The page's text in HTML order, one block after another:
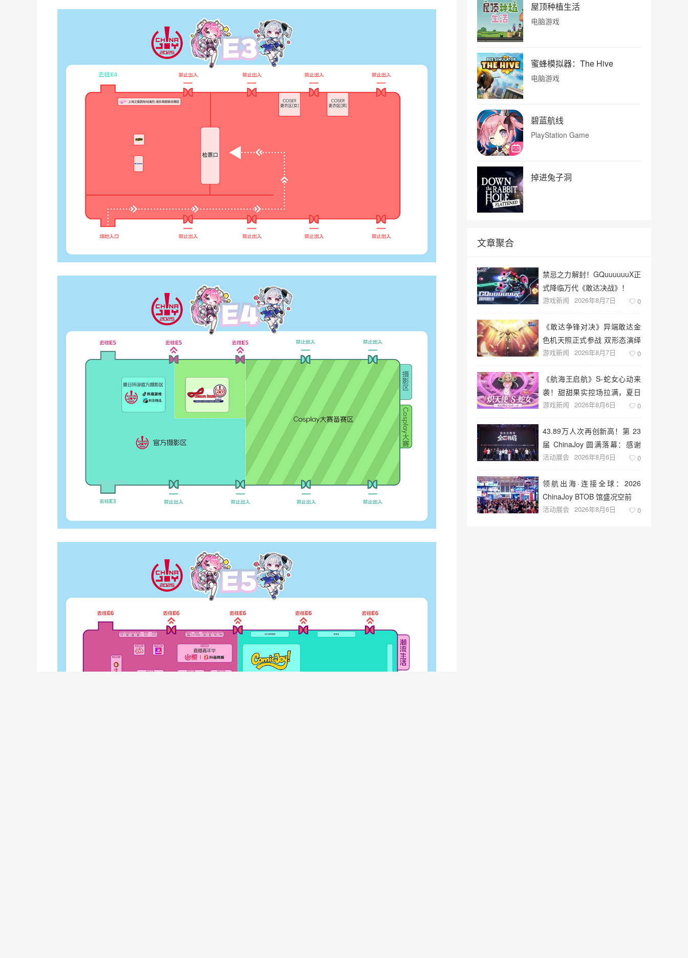
屋顶种植生活
电脑游戏
蜜蜂模拟器：The Hive
电脑游戏
碧蓝航线
PlayStation Game
掉进兔子洞
文章聚合
禁忌之力解封！GQuuuuuuX正
式降临万代《敢达决战》！
游戏新闻 2026年8月7日 0
《敢达争锋对决》异端敢达金
色机天照正式参战 双形态演绎
空中战技
游戏新闻 2026年8月7日 0
《航海王启航》S-蛇女心动来
袭！甜甜果实控场拉满，夏日
盛宴开启
游戏新闻 2026年8月6日 0
43.89万人次再创新高！第 23
届 ChinaJoy 圆满落幕：感谢
有你，共赴这场“与 AI 同游”的
活动展会 2026年8月6日 0
领航出海·连接全球：2026
ChinaJoy BTOB 馆盛况空前
活动展会 2026年8月6日 0